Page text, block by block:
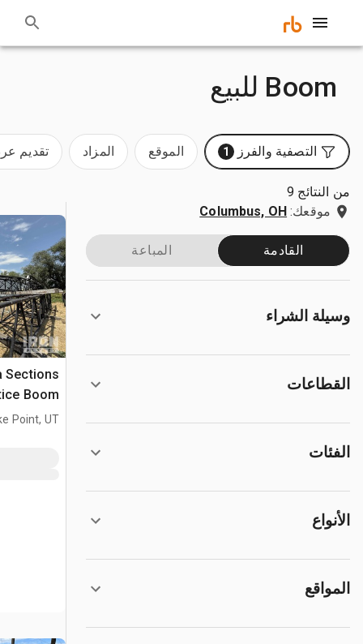
Boom للبيع
التصفية والفرز 1 الموقع المزاد تقديم
من النتائج 9
موقعك: Columbus, OH
القادمة المباعة
وسيلة الشراء
القطاعات
الفئات
الأنواع
المواقع
Sections
Boom
Point, UT